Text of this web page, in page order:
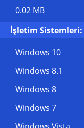
0.02 MB
İşletim Sistemleri:
Windows 10
Windows 8.1
Windows 8
Windows 7